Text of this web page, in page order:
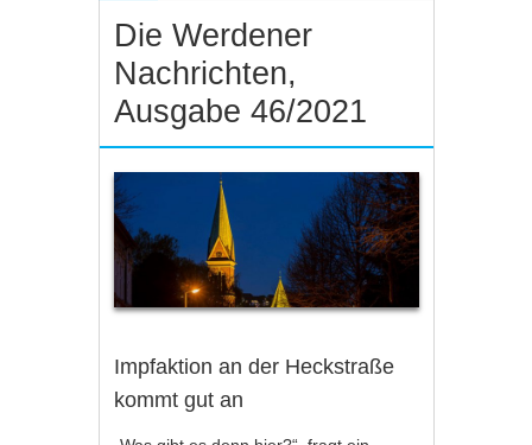
Die Werdener
Nachrichten,
Ausgabe 46/2021
Impfaktion an der Heckstraße
kommt gut an